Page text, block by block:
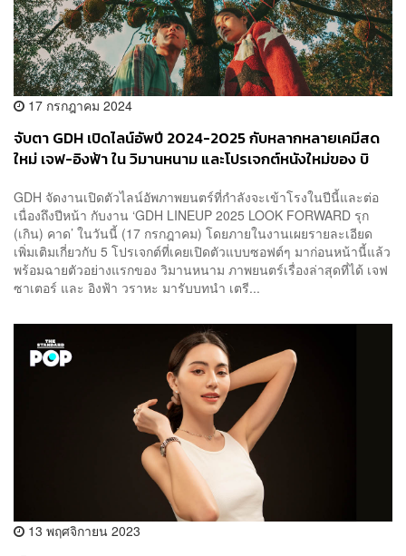
17 กรกฎาคม 2024
จับตา GDH เปิดไลน์อัพปี 2024-2025 กับหลากหลายเคมีสด
ใหม่ เจฟ-อิงฟ้า ใน วิมานหนาม และโปรเจกต์หนังใหม่ของ บิ
GDH จัดงานเปิดตัวไลน์อัพภาพยนตร์ที่กำลังจะเข้าโรงในปีนี้และต่อ
เนื่องถึงปีหน้า กับงาน ‘GDH LINEUP 2025 LOOK FORWARD รุก
(เกิน) คาด’ ในวันนี้ (17 กรกฎาคม) โดยภายในงานเผยรายละเอียด
เพิ่มเติมเกี่ยวกับ 5 โปรเจกต์ที่เคยเปิดตัวแบบซอฟต์ๆ มาก่อนหน้านี้แล้ว
พร้อมฉายตัวอย่างแรกของ วิมานหนาม ภาพยนตร์เรื่องล่าสุดที่ได้ เจฟ
ซาเตอร์ และ อิงฟ้า วราหะ มารับบทนำ เตรี...
13 พฤศจิกายน 2023